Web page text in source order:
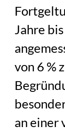
Jahre
von 6 %
an einer